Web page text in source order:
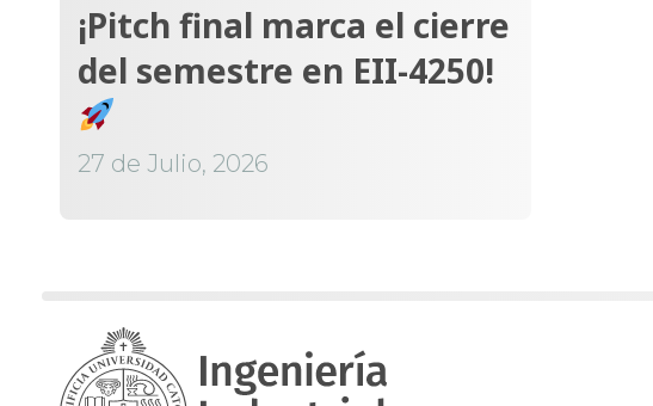
¡Pitch final marca el cierre
del semestre en EII-4250!
27 de Julio, 2026